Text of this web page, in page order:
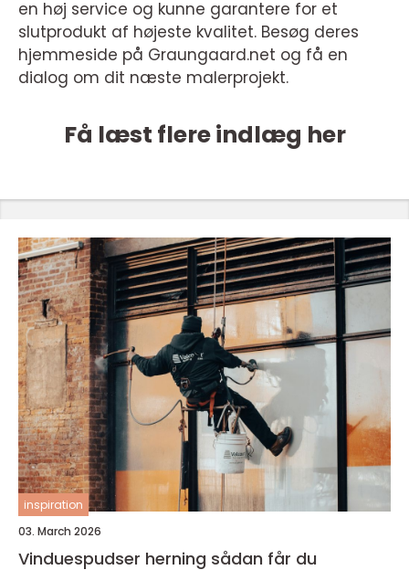
en høj service og kunne garantere for et
slutprodukt af højeste kvalitet. Besøg deres
hjemmeside på Graungaard.net og få en
dialog om dit næste malerprojekt.
Få læst flere indlæg her
inspiration
03. March 2026
Vinduespudser herning sådan får du